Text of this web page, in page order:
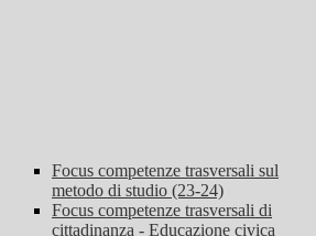
Focus competenze trasversali sul
metodo di studio (23-24)
Focus competenze trasversali di
cittadinanza - Educazione civica